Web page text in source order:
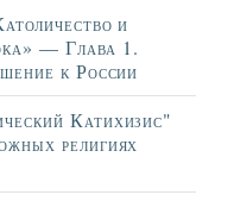
и
— Глава 1.
к России
Катихизис"
религиях